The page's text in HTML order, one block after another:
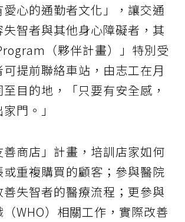
心的通勤者文化」，讓交通
智者與其他身心障礙者，其
（夥伴計畫）」特別受
提前聯絡車站，由志工在月
目的地，「只要有安全感，
門。」
商店」計畫，培訓店家如何
重複購買的顧客；參與醫院
失智者的醫療流程；更參與
WHO）相關工作，實際改善